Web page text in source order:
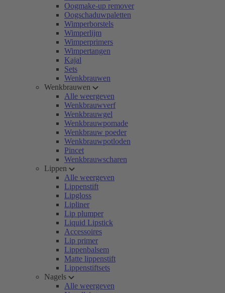
Oogmake-up remover
Oogschaduwpaletten
Wimperborstels
Wimperlijm
Wimperprimers
Wimpertangen
Kajal
Sets
Wenkbrauwen
Wenkbrauwen
Alle weergeven
Wenkbrauwverf
Wenkbrauwgel
Wenkbrauwpomade
Wenkbrauw poeder
Wenkbrauwpotloden
Pincet
Wenkbrauwscharen
Lippen
Alle weergeven
Lippenstift
Lipgloss
Lipliner
Lip plumper
Liquid Lipstick
Accessoires
Lip primer
Lippenbalsem
Matte lippenstift
Lippenstiftsets
Nagels
Alle weergeven